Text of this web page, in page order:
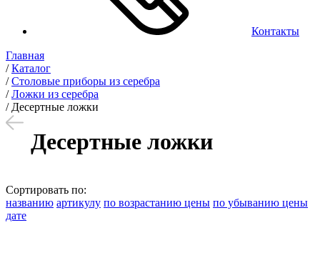
Контакты
Главная
/Каталог
/Столовые приборы из серебра
/Ложки из серебра
/ Десертные ложки
Десертные ложки
Сортировать по:
названию артикулу по возрастанию цены по убыванию цены
дате